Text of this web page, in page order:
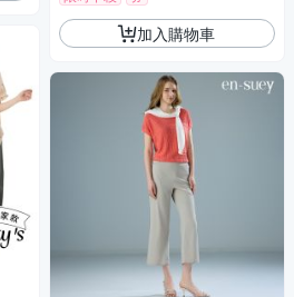
加入購物車